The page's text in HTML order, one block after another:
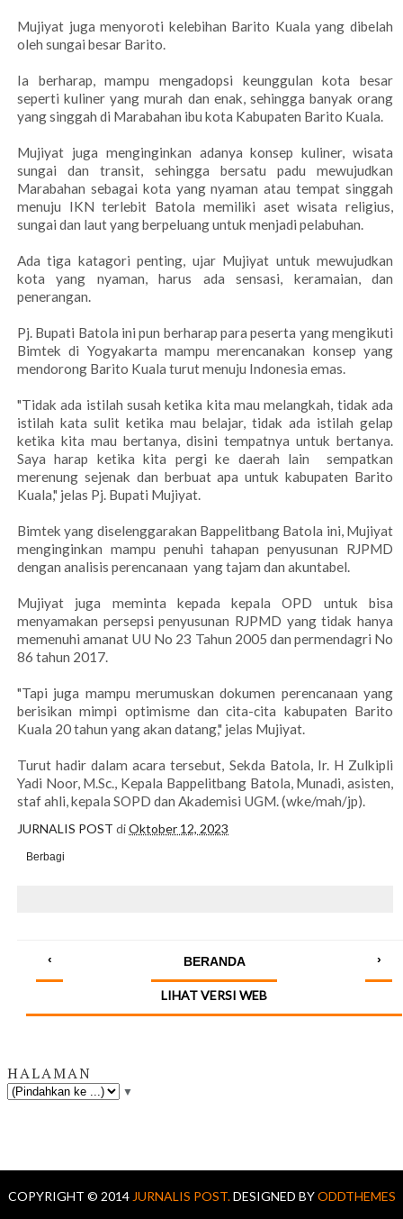
Mujiyat juga menyoroti kelebihan Barito Kuala yang dibelah
oleh sungai besar Barito.
Ia berharap, mampu mengadopsi keunggulan kota besar
seperti kuliner yang murah dan enak, sehingga banyak orang
yang singgah di Marabahan ibu kota Kabupaten Barito Kuala.
Mujiyat juga menginginkan adanya konsep kuliner, wisata
sungai dan transit, sehingga bersatu padu mewujudkan
Marabahan sebagai kota yang nyaman atau tempat singgah
menuju IKN terlebit Batola memiliki aset wisata religius,
sungai dan laut yang berpeluang untuk menjadi pelabuhan.
Ada tiga katagori penting, ujar Mujiyat untuk mewujudkan
kota yang nyaman, harus ada sensasi, keramaian, dan
penerangan.
Pj. Bupati Batola ini pun berharap para peserta yang mengikuti
Bimtek di Yogyakarta mampu merencanakan konsep yang
mendorong Barito Kuala turut menuju Indonesia emas.
"Tidak ada istilah susah ketika kita mau melangkah, tidak ada
istilah kata sulit ketika mau belajar, tidak ada istilah gelap
ketika kita mau bertanya, disini tempatnya untuk bertanya.
Saya harap ketika kita pergi ke daerah lain sempatkan
merenung sejenak dan berbuat apa untuk kabupaten Barito
Kuala," jelas Pj. Bupati Mujiyat.
Bimtek yang diselenggarakan Bappelitbang Batola ini, Mujiyat
menginginkan mampu penuhi tahapan penyusunan RJPMD
dengan analisis perencanaan yang tajam dan akuntabel.
Mujiyat juga meminta kepada kepala OPD untuk bisa
menyamakan persepsi penyusunan RJPMD yang tidak hanya
memenuhi amanat UU No 23 Tahun 2005 dan permendagri No
86 tahun 2017.
"Tapi juga mampu merumuskan dokumen perencanaan yang
berisikan mimpi optimisme dan cita-cita kabupaten Barito
Kuala 20 tahun yang akan datang," jelas Mujiyat.
Turut hadir dalam acara tersebut, Sekda Batola, Ir. H Zulkipli
Yadi Noor, M.Sc., Kepala Bappelitbang Batola, Munadi, asisten,
staf ahli, kepala SOPD dan Akademisi UGM. (wke/mah/jp).
JURNALIS POST diOktober 12, 2023
Berbagi
‹ ›
BERANDA
LIHAT VERSI WEB
HALAMAN
▼
COPYRIGHT © 2014 JURNALIS POST.DESIGNED BYODDTHEMES